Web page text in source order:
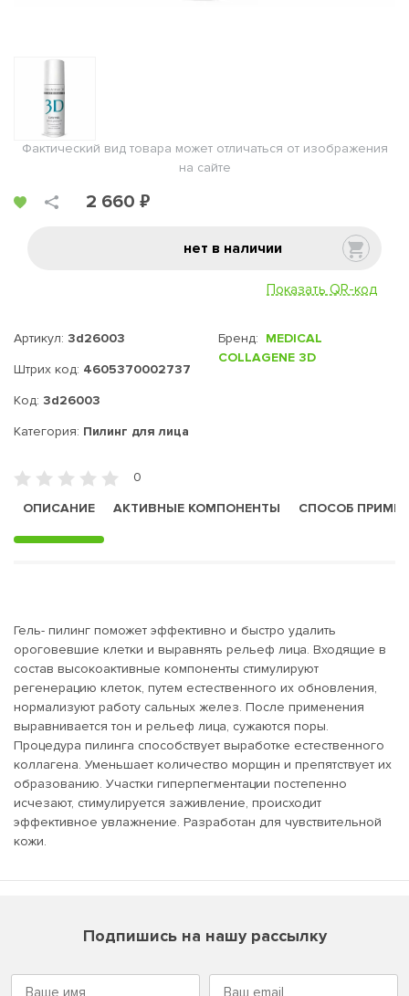
Фактический вид товара может отличаться от изображения
на сайте
2 660 ₽
нет в наличии
Показать QR-код
Артикул: 3d26003
Штрих код: 4605370002737
Код: 3d26003
Бренд: MEDICAL
COLLAGENE 3D
Категория: Пилинг для лица
0
ОПИСАНИЕ
АКТИВНЫЕ КОМПОНЕНТЫ СПОСОБ
Гель- пилинг поможет эффективно и быстро удалить
ороговевшие клетки и выравнять рельеф лица. Входящие в
состав высокоактивные компоненты стимулируют
регенерацию клеток, путем естественного их обновления,
нормализуют работу сальных желез. После применения
выравнивается тон и рельеф лица, сужаются поры.
Процедура пилинга способствует выработке естественного
коллагена. Уменьшает количество морщин и препятствует их
образованию. Участки гиперпегментации постепенно
исчезают, стимулируется заживление, происходит
эффективное увлажнение. Разработан для чувствительной
кожи.
Подпишись на нашу рассылку